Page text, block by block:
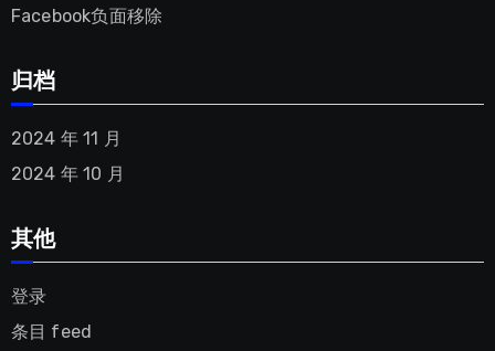
Facebook负面移除
归档
2024 年 11 月
2024 年 10 月
其他
登录
条目 feed